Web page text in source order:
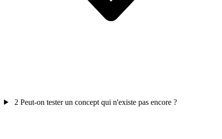
2 Peut-on tester un concept qui n'existe pas encore ?